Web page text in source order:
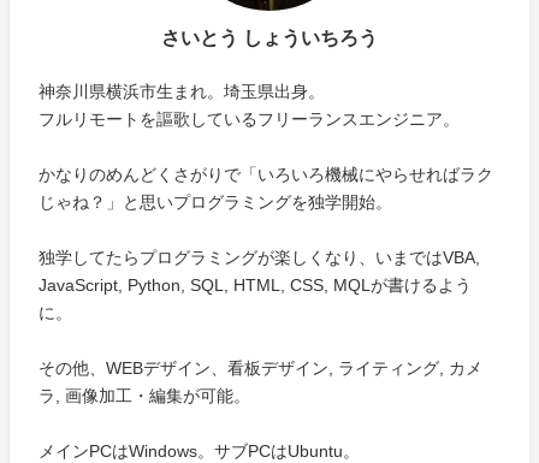
さいとう しょういちろう
神奈川県横浜市生まれ。埼玉県出身。
フルリモートを謳歌しているフリーランスエンジニア。
かなりのめんどくさがりで「いろいろ機械にやらせればラク
じゃね？」と思いプログラミングを独学開始。
独学してたらプログラミングが楽しくなり、いまではVBA,
JavaScript, Python, SQL, HTML, CSS, MQLが書けるよう
に。
その他、WEBデザイン、看板デザイン, ライティング, カメ
ラ, 画像加工・編集が可能。
メインPCはWindows。サブPCはUbuntu。